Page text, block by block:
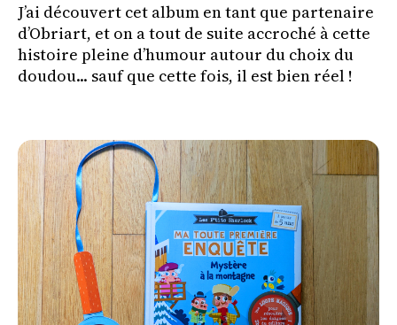
J’ai découvert cet album en tant que partenaire
d’Obriart, et on a tout de suite accroché à cette
histoire pleine d’humour autour du choix du
doudou... sauf que cette fois, il est bien réel !